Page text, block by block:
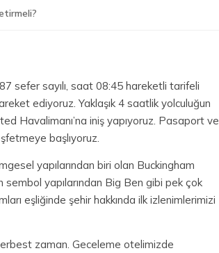
sefer sayılı, saat 08:45 hareketli tarifeli
ediyoruz. Yaklaşık 4 saatlik yolculuğun
Havalimanı’na iniş yapıyoruz. Pasaport ve
başlıyoruz.
yapılarından biri olan Buckingham
sembol yapılarından Big Ben gibi pek çok
eşliğinde şehir hakkında ilk izlenimlerimizi
zaman. Geceleme otelimizde